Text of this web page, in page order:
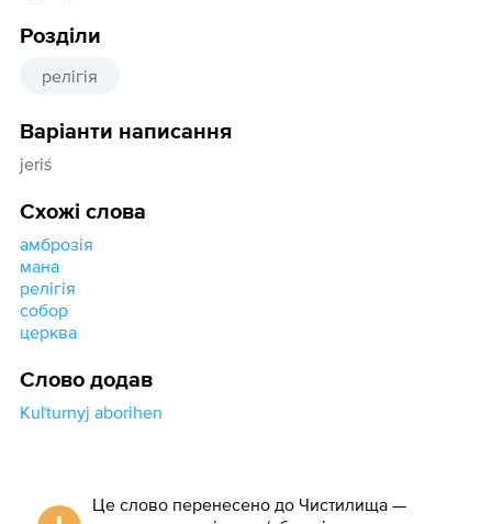
Розділи
релігія
Варіанти написання
jeriś
Схожі слова
амброзія
мана
релігія
собор
церква
Слово додав
Kuľturnyj aborihen
Це слово перенесено до Чистилища —